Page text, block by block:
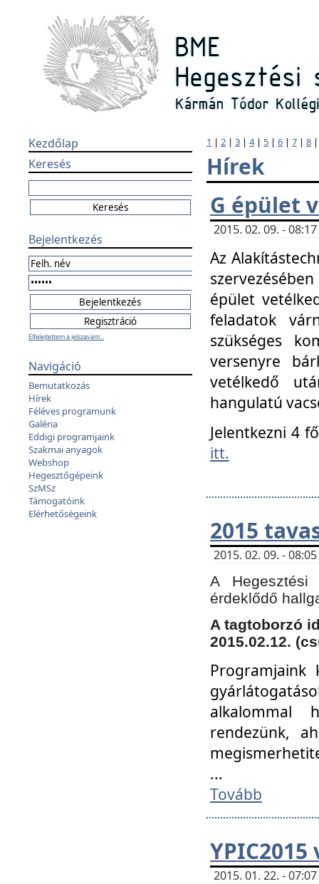
Kezdőlap
Keresés
Bejelentkezés
Elfelejtettem a jelszavam...
Navigáció
Bemutatkozás
Hírek
Féléves programunk
Galéria
Eddigi programjaink
Szakmai anyagok
Webshop
Hegesztőgépeink
SzMSz
Támogatóink
Elérhetőségeink
1 | 2 | 3 | 4| 5 | 6 | 7 | 8
Hírek
G épület
2015. 02. 09. -
Az
épület
feladatok
szükséges
versenyre
vetélkedő
hangulatú
Jelentkezni 4
itt.
2015
2015. 02. 09. -
A
érdeklődő
A tagtoborzó
2015.02.12.
Programjaink
alkalommal
rendezünk,
...
Tovább
YPIC2015
2015. 01. 22. -